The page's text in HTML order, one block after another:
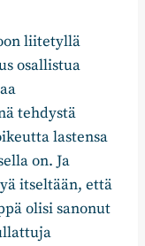
liitetyllä
osallistua
tehdystä
lastensa
on. Ja
itseltään, että
olisi sanonut